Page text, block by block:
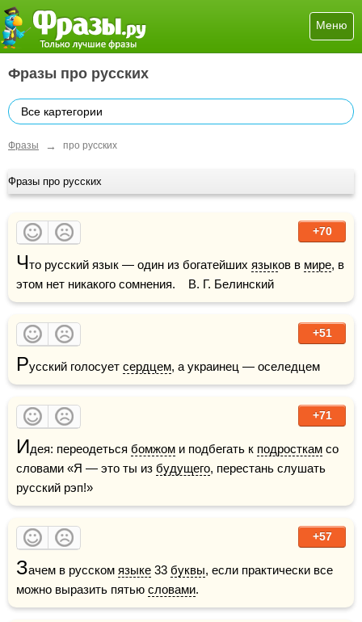
Меню
Фразы про русских
Все картегории
Фразы → про русских
Фразы про русских
+70
Что русский язык — один из богатейших языков в мире, в
этом нет никакого сомнения.    В. Г. Белинский
+51
Русский голосует сердцем, а украинец — оселедцем
+71
Идея: переодеться бомжом и подбегать к подросткам со
словами «Я — это ты из будущего, перестань слушать
русский рэп!»
+57
Зачем в русском языке 33 буквы, если практически все
можно выразить пятью словами.